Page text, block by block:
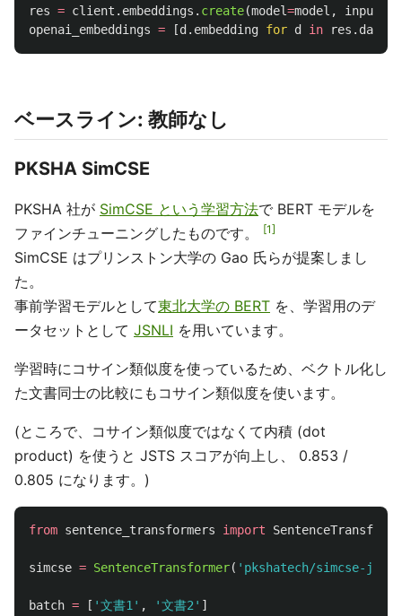
res = client . embeddings . create(model=model , input
openai_embeddings = [d . embedding for d in res . data
ベースライン: 教師なし
PKSHA SimCSE
PKSHA 社が SimCSE という学習方法で BERT モデルを
ファインチューニングしたものです。
1
SimCSE はプリンストン大学の Gao 氏らが提案しまし
た。
事前学習モデルとして東北大学の BERT を、学習用のデ
ータセットとして JSNLI を用いています。
学習時にコサイン類似度を使っているため、ベクトル化し
た文書同士の比較にもコサイン類似度を使います。
(ところで、コサイン類似度ではなくて内積 (dot
product) を使うと JSTS スコアが向上し、 0.853 /
0.805 になります。)
from sentence_transformers import
simcse = SentenceTransformer( ' pkshatech/simcse-ja-
batch = [ '文書1 ' , '文書2 ' ]